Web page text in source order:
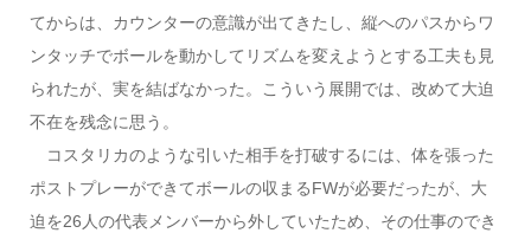
てからは、カウンターの意識が出てきたし、縦へのパスからワ
ンタッチでボールを動かしてリズムを変えようとする工夫も見
られたが、実を結ばなかった。こういう展開では、改めて大迫
不在を残念に思う。
コスタリカのような引いた相手を打破するには、体を張った
ポストプレーができてボールの収まるFWが必要だったが、大
迫を26人の代表メンバーから外していたため、その仕事のでき